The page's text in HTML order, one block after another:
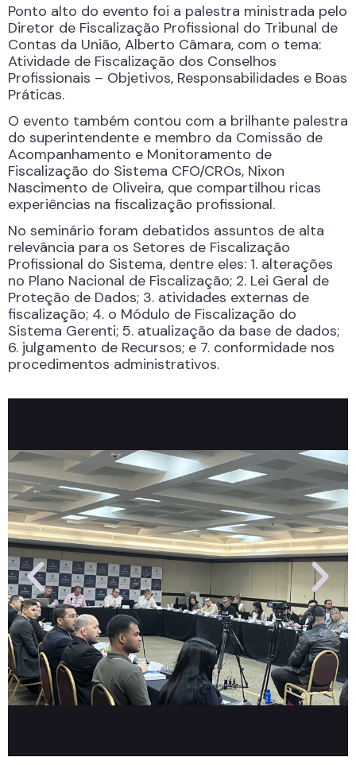
Ponto alto do evento foi a palestra ministrada pelo
Diretor de Fiscalização Profissional do Tribunal de
Contas da União, Alberto Câmara, com o tema:
Atividade de Fiscalização dos Conselhos
Profissionais – Objetivos, Responsabilidades e Boas
Práticas.
O evento também contou com a brilhante palestra
do superintendente e membro da Comissão de
Acompanhamento e Monitoramento de
Fiscalização do Sistema CFO/CROs, Nixon
Nascimento de Oliveira, que compartilhou ricas
experiências na fiscalização profissional.
No seminário foram debatidos assuntos de alta
relevância para os Setores de Fiscalização
Profissional do Sistema, dentre eles: 1. alterações
no Plano Nacional de Fiscalização; 2. Lei Geral de
Proteção de Dados; 3. atividades externas de
fiscalização; 4. o Módulo de Fiscalização do
Sistema Gerenti; 5. atualização da base de dados;
6. julgamento de Recursos; e 7. conformidade nos
procedimentos administrativos.